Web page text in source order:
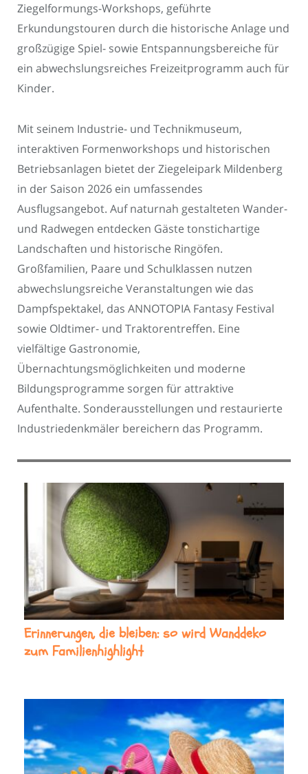
Ziegelformungs-Workshops, geführte
Erkundungstouren durch die historische Anlage und
großzügige Spiel- sowie Entspannungsbereiche für
ein abwechslungsreiches Freizeitprogramm auch für
Kinder.
Mit seinem Industrie- und Technikmuseum,
interaktiven Formenworkshops und historischen
Betriebsanlagen bietet der Ziegeleipark Mildenberg
in der Saison 2026 ein umfassendes
Ausflugsangebot. Auf naturnah gestalteten Wander-
und Radwegen entdecken Gäste tonstichartige
Landschaften und historische Ringöfen.
Großfamilien, Paare und Schulklassen nutzen
abwechslungsreiche Veranstaltungen wie das
Dampfspektakel, das ANNOTOPIA Fantasy Festival
sowie Oldtimer- und Traktorentreffen. Eine
vielfältige Gastronomie,
Übernachtungsmöglichkeiten und moderne
Bildungsprogramme sorgen für attraktive
Aufenthalte. Sonderausstellungen und restaurierte
Industriedenkmäler bereichern das Programm.
Erinnerungen, die bleiben: so wird Wanddeko
zum Familienhighlight